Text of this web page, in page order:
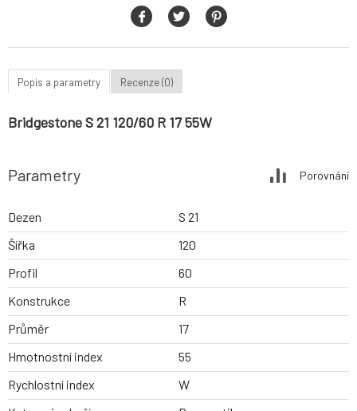
Popis a parametry Recenze (0)
Bridgestone S 21 120/60 R 17 55W
Parametry Porovnání
Dezen
S 21
Šířka
120
Profil
60
Konstrukce
R
Průměr
17
Hmotnostní index
55
Rychlostní index
W